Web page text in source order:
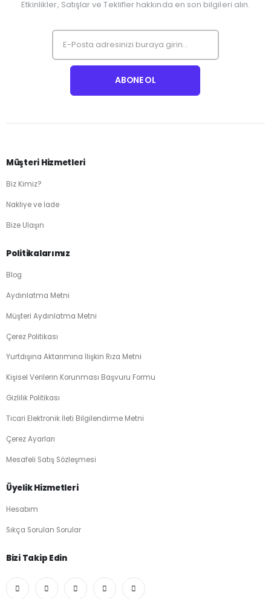
Etkinlikler, Satışlar ve Teklifler hakkında en son bilgileri alın.
Müşteri Hizmetleri
Biz Kimiz?
Nakliye ve İade
Bize Ulaşın
Politikalarımız
Blog
Aydınlatma Metni
Müşteri Aydınlatma Metni
Çerez Politikası
Yurtdışına Aktarımına İlişkin Rıza Metni
Kişisel Verilerin Korunması Başvuru Formu
Gizlilik Politikası
Ticari Elektronik İleti Bilgilendirme Metni
Çerez Ayarları
Mesafeli Satış Sözleşmesi
Üyelik Hizmetleri
Hesabım
Sıkça Sorulan Sorular
Bizi Takip Edin